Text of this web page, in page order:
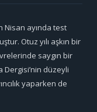
Nisan ayında test
Otuz yılı aşkın bir
saygın bir
Dergisi’nin düzeyli
yaparken de